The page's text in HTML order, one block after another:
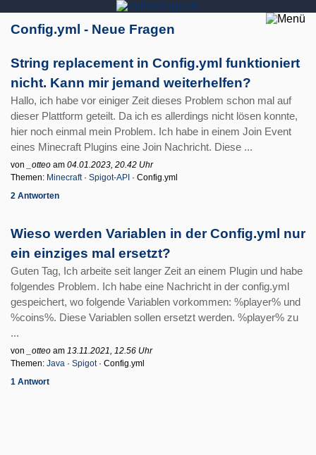
Config.yml - Neue Fragen
String replacement in Config.yml funktioniert
nicht. Kann mir jemand weiterhelfen?
Hallo, ich habe vor einiger Zeit dieses Problem schon mal auf
dieser Plattform geteilt. Da ich es allerdings nicht lösen konnte,
hier noch einmal mein Problem. Ich habe in einem Join Event
eines Minecraft Plugins eine Join Nachricht. Diese ...
von _otteo am 04.01.2023, 20.42 Uhr
Themen: Minecraft· Spigot-API · Config.yml
2 Antworten
Wieso werden Variablen in der Config.yml nur
ein einziges mal ersetzt?
Guten Tag, Ich arbeite seit langer Zeit an einem Plugin und habe
folgendes Problem. Ich habe eine Nachricht in der config.yml
gespeichert, wo folgende Variablen vorkommen: %player% und
%coins%. Diese Variablen sollen ersetzt werden. %player% zu
...
von _otteo am 13.11.2021, 12.56 Uhr
Themen: Java · Spigot· Config.yml
1 Antwort